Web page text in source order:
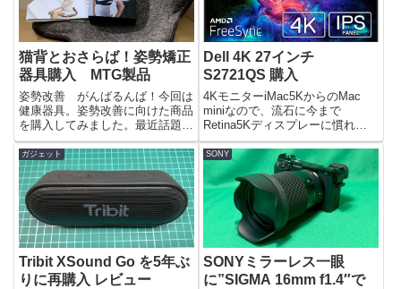
猫背とおさらば！姿勢矯正
器具購入 MTG製品
姿勢改善 がんばるんば！今回は
健康器具。姿勢改善に向けた商品
を購入してみました。最近話題な
ので見かけた方も多いのではない
でしょうか？MTGというところ
が出しているStyleブランドの商
品です。極度のストレートネック
＆ストレートバックな私の悪...
Dell 4K 27インチ
S2721QS 購入
4KモニターiMac5KからのMac
miniなので、流石に今まで
Retina5Kディスプレーに慣れて
いると10年落ちのフルHDモニタ
は厳しい。それと先日のエントリ
ーで記したとおりピンクノイズの
問題もあり、早急に4Kモニター
導入を考えた。候...
ガジェット
Tribit XSound Go を5年ぶ
りに再購入 レビュー
SONY
SONYミラーレス一眼
に”SIGMA 16mm f1.4″で